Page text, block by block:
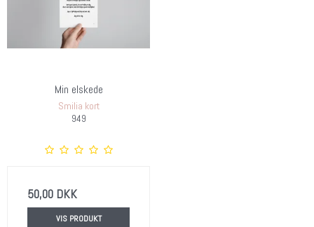
Min elskede
Smilia kort
949
50,00 DKK
VIS PRODUKT